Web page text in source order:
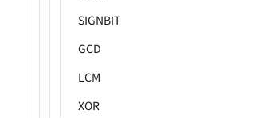
SIGNBIT
GCD
LCM
XOR